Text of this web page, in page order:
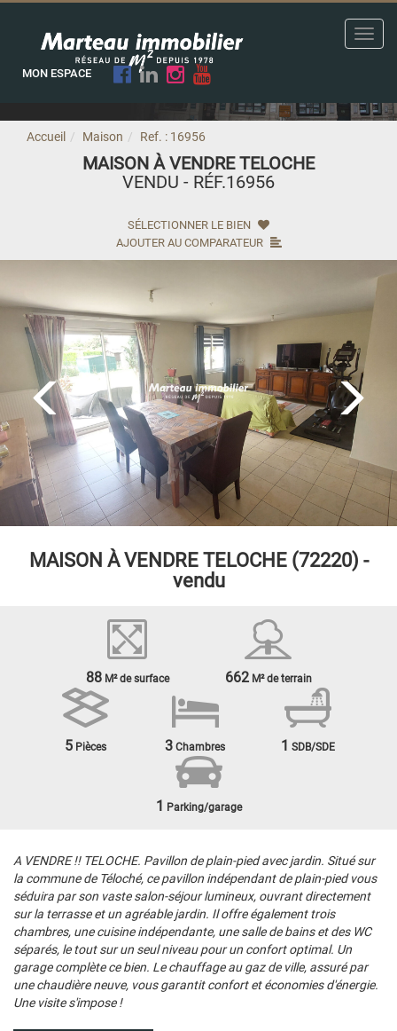
MON ESPACE
Accueil Maison Ref. : 16956
MAISON À VENDRE TELOCHE
VENDU - RÉF.16956
SÉLECTIONNER LE BIEN
AJOUTER AU COMPARATEUR
MAISON À VENDRETELOCHE (72220) -
vendu
88M² de surface 662M² de terrain
5 Pièces 3 Chambres 1 SDB/SDE
1 Parking/garage
A VENDRE !! TELOCHE. Pavillon de plain-pied avec jardin. Situé sur
la commune de Téloché, ce pavillon indépendant de plain-pied vous
séduira par son vaste salon-séjour lumineux, ouvrant directement
sur la terrasse et un agréable jardin. Il offre également trois
chambres, une cuisine indépendante, une salle de bains et des WC
séparés, le tout sur un seul niveau pour un confort optimal. Un
garage complète ce bien. Le chauffage au gaz de ville, assuré par
une chaudière neuve, vous garantit confort et économies d'énergie.
Une visite s'impose !